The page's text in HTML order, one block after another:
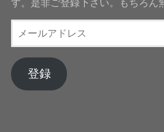
す。是非ご登録下さい。もちろん
ー
ア
ド
登録